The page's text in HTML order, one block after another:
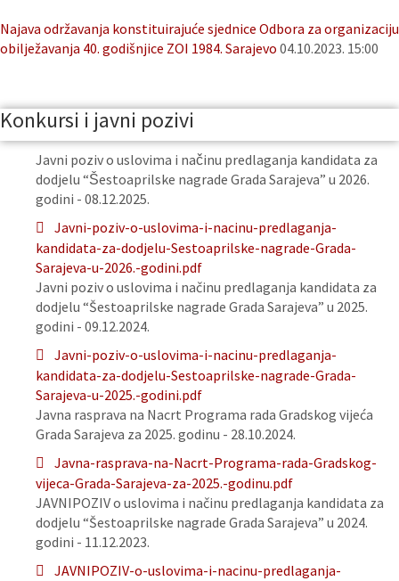
Najava održavanja konstituirajuće sjednice Odbora za organizaciju
obilježavanja 40. godišnjice ZOI 1984. Sarajevo 04.10.2023. 15:00
Konkursi i javni pozivi
Javni poziv o uslovima i načinu predlaganja kandidata za
dodjelu “Šestoaprilske nagrade Grada Sarajeva” u 2026.
godini - 08.12.2025.
Javni-poziv-o-uslovima-i-nacinu-predlaganja-
kandidata-za-dodjelu-Sestoaprilske-nagrade-Grada-
Sarajeva-u-2026.-godini.pdf
Javni poziv o uslovima i načinu predlaganja kandidata za
dodjelu “Šestoaprilske nagrade Grada Sarajeva” u 2025.
godini - 09.12.2024.
Javni-poziv-o-uslovima-i-nacinu-predlaganja-
kandidata-za-dodjelu-Sestoaprilske-nagrade-Grada-
Sarajeva-u-2025.-godini.pdf
Javna rasprava na Nacrt Programa rada Gradskog vijeća
Grada Sarajeva za 2025. godinu - 28.10.2024.
Javna-rasprava-na-Nacrt-Programa-rada-Gradskog-
vijeca-Grada-Sarajeva-za-2025.-godinu.pdf
JAVNIPOZIV o uslovima i načinu predlaganja kandidata za
dodjelu “Šestoaprilske nagrade Grada Sarajeva” u 2024.
godini - 11.12.2023.
JAVNIPOZIV-o-uslovima-i-nacinu-predlaganja-